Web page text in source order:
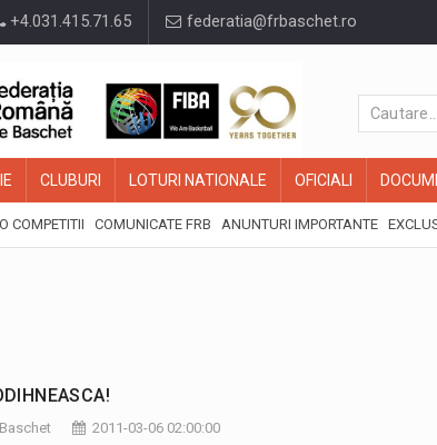
+4.031.415.71.65 federatia@frbaschet.ro
CLUBURI LOTURI NATIONALE OFICIALI
COMPETITII COMUNICATE FRB ANUNTURI IMPORTANTE
2011-03-06 02:00:00